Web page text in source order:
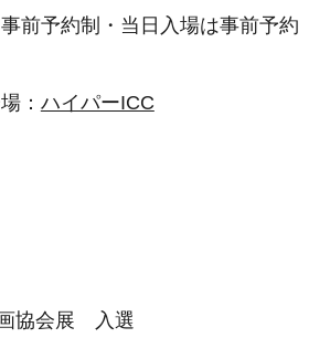
前予約制・当日入場は事前予約
： ハイパーICC
協会展 入選